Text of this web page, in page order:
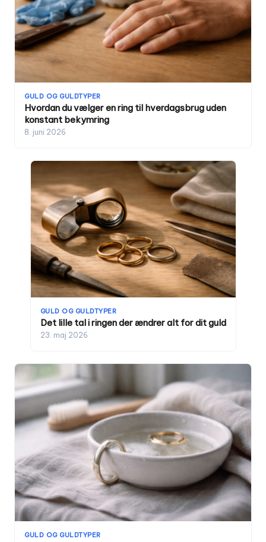
GULD OG GULDTYPER
Hvordan du vælger en ring til hverdagsbrug uden
konstant bekymring
8. juni 2026
GULD OG GULDTYPER
Det lille tal i ringen der ændrer alt for dit guld
23. maj 2026
GULD OG GULDTYPER